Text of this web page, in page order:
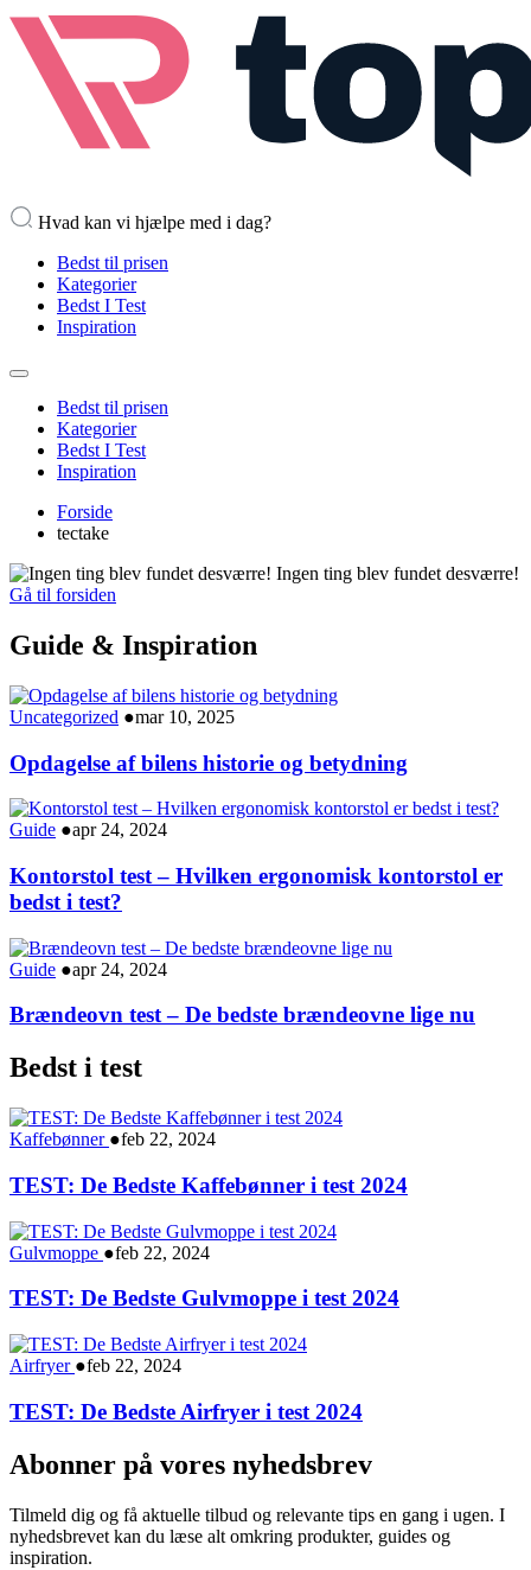
Hvad kan vi hjælpe med i dag?
Bedst til prisen
Kategorier
Bedst I Test
Inspiration
Bedst til prisen
Kategorier
Bedst I Test
Inspiration
Forside
tectake
Ingen ting blev fundet desværre!
Gå til forsiden
Guide & Inspiration
Uncategorized ●mar 10, 2025
Opdagelse af bilens historie og betydning
Guide ●apr 24, 2024
Kontorstol test – Hvilken ergonomisk kontorstol er
bedst i test?
Guide ●apr 24, 2024
Brændeovn test – De bedste brændeovne lige nu
Bedst i test
Kaffebønner ●feb 22, 2024
TEST: De Bedste Kaffebønner i test 2024
Gulvmoppe ●feb 22, 2024
TEST: De Bedste Gulvmoppe i test 2024
Airfryer ●feb 22, 2024
TEST: De Bedste Airfryer i test 2024
Abonner på vores nyhedsbrev
Tilmeld dig og få aktuelle tilbud og relevante tips en gang i ugen. I
nyhedsbrevet kan du læse alt omkring produkter, guides og
inspiration.